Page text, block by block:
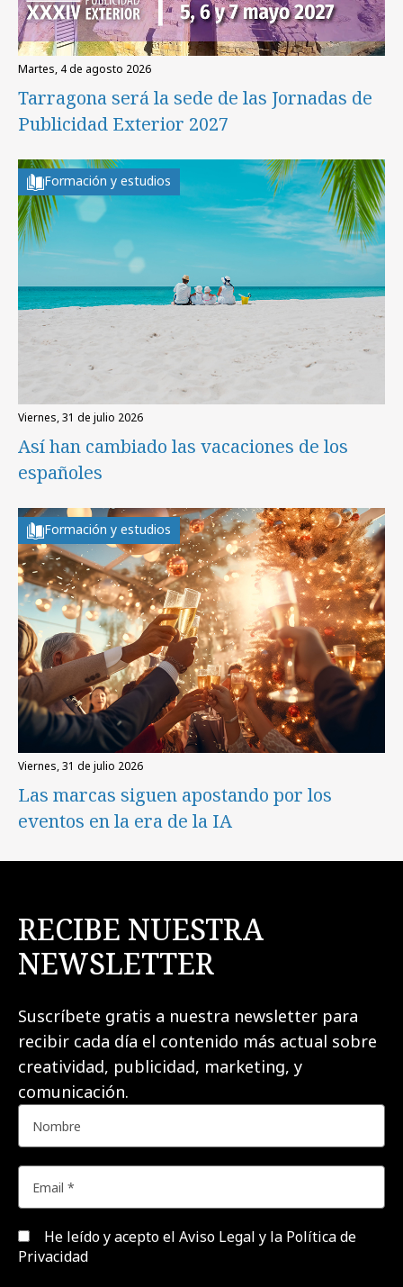
martes, 4 de agosto 2026
Tarragona será la sede de las Jornadas de
Publicidad Exterior 2027
Formación y estudios
viernes, 31 de julio 2026
Así han cambiado las vacaciones de los
españoles
Formación y estudios
viernes, 31 de julio 2026
Las marcas siguen apostando por los
eventos en la era de la IA
RECIBE NUESTRA
NEWSLETTER
Suscríbete gratis a nuestra newsletter para
recibir cada día el contenido más actual sobre
creatividad, publicidad, marketing, y
comunicación.
He leído y acepto el Aviso Legal y la Política de
Privacidad